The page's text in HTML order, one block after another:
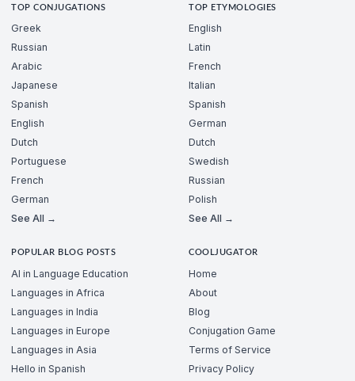
TOP CONJUGATIONS
Greek
Russian
Arabic
Japanese
Spanish
English
Dutch
Portuguese
French
German
See All →
TOP ETYMOLOGIES
English
Latin
French
Italian
Spanish
German
Dutch
Swedish
Russian
Polish
See All →
POPULAR BLOG POSTS
AI in Language Education
Languages in Africa
Languages in India
Languages in Europe
Languages in Asia
Hello in Spanish
COOLJUGATOR
Home
About
Blog
Conjugation Game
Terms of Service
Privacy Policy